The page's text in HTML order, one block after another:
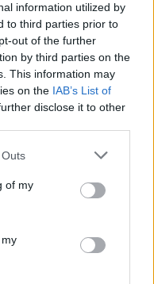
information utilized by
to third parties prior to
out of the further
by third parties on the
This information may
on the IAB’s List of
disclose it to other
of my